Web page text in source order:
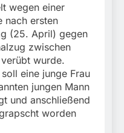
wegen einer
nach ersten
(25. April) gegen
zwischen
wurde.
eine junge Frau
jungen Mann
und anschließend
worden